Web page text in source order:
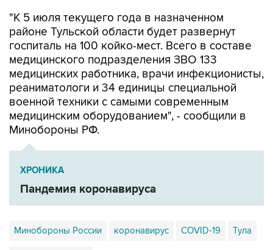
"К 5 июля текущего года в назначенном
районе Тульской области будет развернут
госпиталь на 100 койко-мест. Всего в составе
медицинского подразделения ЗВО 133
медицинских работника, врачи инфекционисты,
реаниматологи и 34 единицы специальной
военной техники с самыми современным
медицинским оборудованием", - сообщили в
Минобороны РФ.
ХРОНИКА
Пандемия коронавируса
Минобороны России коронавирус COVID-19 Тула